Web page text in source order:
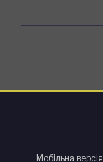
Мобільна версія